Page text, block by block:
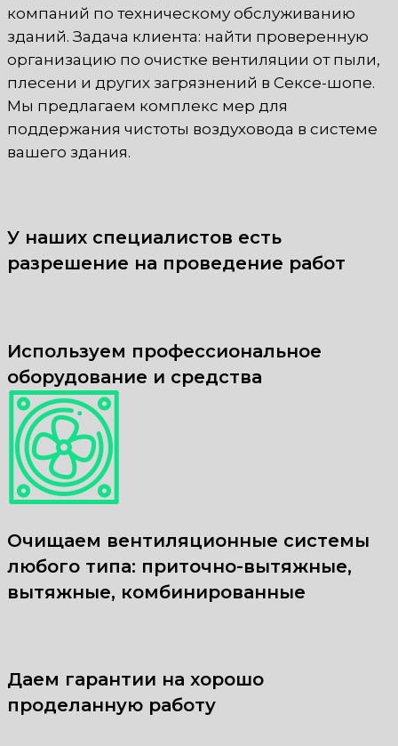
компаний по техническому обслуживанию
зданий. Задача клиента: найти проверенную
организацию по очистке вентиляции от пыли,
плесени и других загрязнений в Сексе-шопе.
Мы предлагаем комплекс мер для
поддержания чистоты воздуховода в системе
вашего здания.
У наших специалистов есть
разрешение на проведение работ
Используем профессиональное
оборудование и средства
Очищаем вентиляционные системы
любого типа: приточно-вытяжные,
вытяжные, комбинированные
Даем гарантии на хорошо
проделанную работу